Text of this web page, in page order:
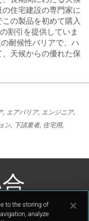
住宅建設の専門家に
の製品を初めて購入
割引を提供していま
耐候性バリアで、ハ
天候からの優れた保
エアバリア エンジニア
ン 下請業者 住宅用
to the storing of
analyze